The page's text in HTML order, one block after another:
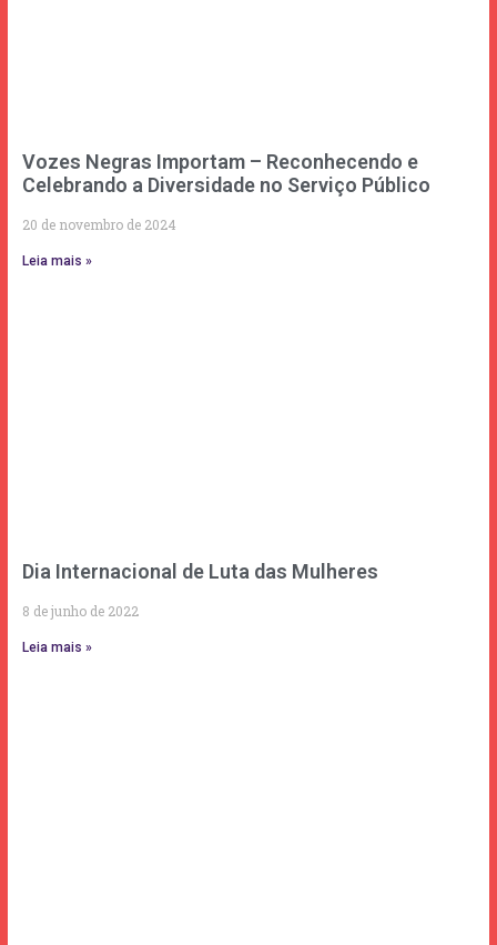
Vozes Negras Importam – Reconhecendo e
Celebrando a Diversidade no Serviço Público
20 de novembro de 2024
Leia mais »
Dia Internacional de Luta das Mulheres
8 de junho de 2022
Leia mais »